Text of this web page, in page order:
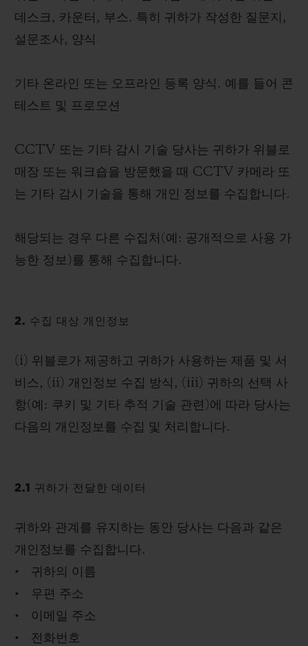
데스크, 카운터, 부스. 특히 귀하가 작성한 질문지,
설문조사, 양식
기타 온라인 또는 오프라인 등록 양식. 예를 들어 콘
테스트 및 프로모션
CCTV 또는 기타 감시 기술 당사는 귀하가 위블로
매장 또는 워크숍을 방문했을 때 CCTV 카메라 또
는 기타 감시 기술을 통해 개인 정보를 수집합니다.
해당되는 경우 다른 수집처(예: 공개적으로 사용 가
능한 정보)를 통해 수집합니다.
2. 수집 대상 개인정보
(i) 위블로가 제공하고 귀하가 사용하는 제품 및 서
비스, (ii) 개인정보 수집 방식, (iii) 귀하의 선택 사
항(예: 쿠키 및 기타 추적 기술 관련)에 따라 당사는
다음의 개인정보를 수집 및 처리합니다.
2.1 귀하가 전달한 데이터
귀하와 관계를 유지하는 동안 당사는 다음과 같은
개인정보를 수집합니다.
• 귀하의 이름
• 우편 주소
• 이메일 주소
• 전화번호